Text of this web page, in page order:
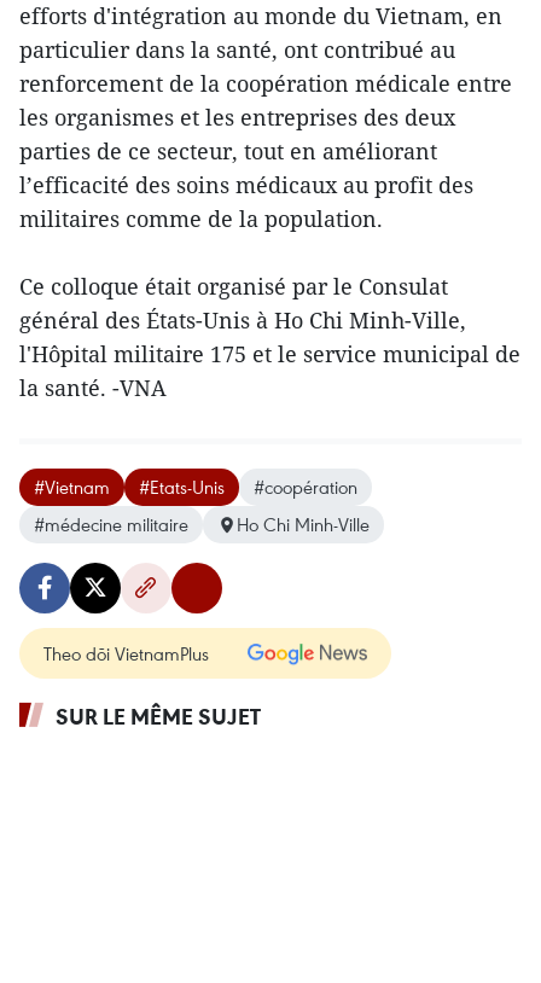
efforts d'intégration​ au monde du Vietnam, en
particulier dans ​la santé, ont contribué au
renforcement de la coopération médicale entre
les organismes et les entreprises des deux
parties​ de ce ​secteur, tout en améliorant
l’efficacité des soins médicaux ​au profit des ​
militaires ​comme de la population.
Ce colloque ​était organisé par le Consulat
général des États-Unis à Ho Chi Minh-Ville,
l'Hôpital militaire 175 et le service municipal de
la santé. -VNA
#Vietnam #Etats-Unis
#coopération
#médecine militaire
Ho Chi Minh-Ville
Theo dõi VietnamPlus
SUR LE MÊME SUJET